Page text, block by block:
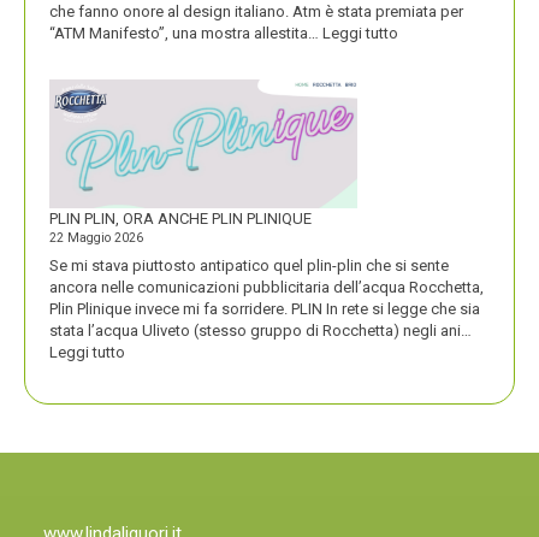
che fanno onore al design italiano. Atm è stata premiata per
“ATM Manifesto”, una mostra allestita… Leggi tutto
PLIN PLIN, ORA ANCHE PLIN PLINIQUE
22 Maggio 2026
Se mi stava piuttosto antipatico quel plin-plin che si sente
ancora nelle comunicazioni pubblicitaria dell’acqua Rocchetta,
Plin Plinique invece mi fa sorridere. PLIN In rete si legge che sia
stata l’acqua Uliveto (stesso gruppo di Rocchetta) negli ani…
Leggi tutto
PLIN